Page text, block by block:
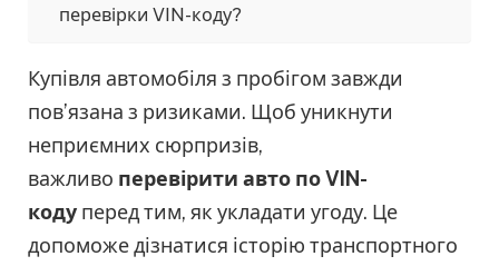
перевірки VIN-коду?
Купівля автомобіля з пробігом завжди
пов’язана з ризиками. Щоб уникнути
неприємних сюрпризів,
важливо перевірити авто по VIN-
коду перед тим, як укладати угоду. Це
допоможе дізнатися історію транспортного